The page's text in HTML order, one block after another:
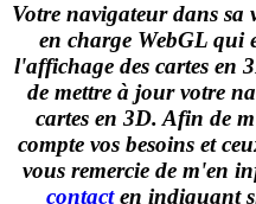
Votre navigateur dans sa
en charge WebGL qui
l'affichage des cartes en
de mettre à jour votre
cartes en 3D. Afin de
compte vos besoins et
vous remercie de m'en
contacten indiquant